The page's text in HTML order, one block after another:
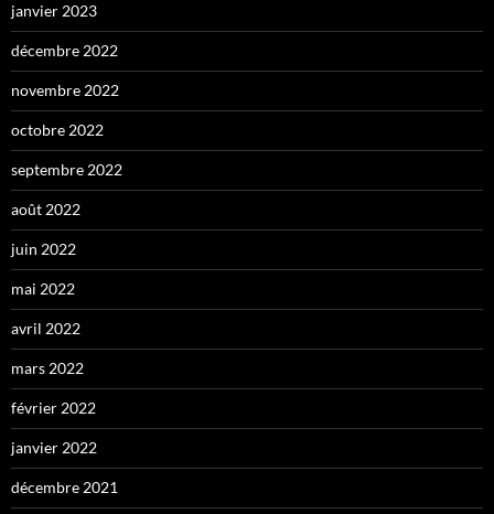
janvier 2023
décembre 2022
novembre 2022
octobre 2022
septembre 2022
août 2022
juin 2022
mai 2022
avril 2022
mars 2022
février 2022
janvier 2022
décembre 2021